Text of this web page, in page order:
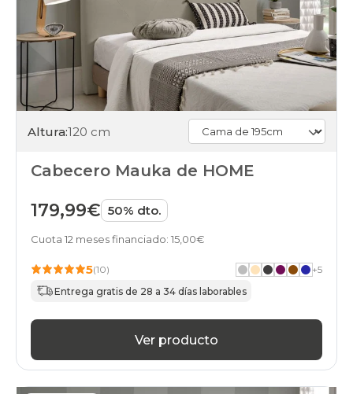
Altura:120 cm
Cabecero Mauka de HOME
179,99€ 50% dto.
Cuota 12 meses financiado: 15,00€
5(10) +5
Entrega gratis de 28 a 34 días laborables
Ver producto